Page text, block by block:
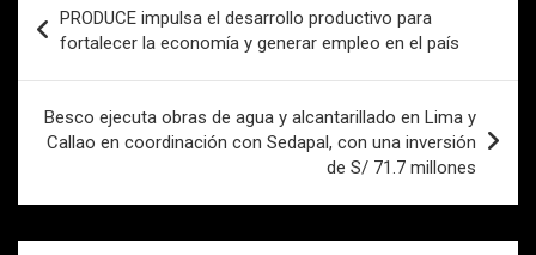
de
entradas
PRODUCE impulsa el desarrollo productivo para
fortalecer la economía y generar empleo en el país
Besco ejecuta obras de agua y alcantarillado en Lima y
Callao en coordinación con Sedapal, con una inversión
de S/ 71.7 millones